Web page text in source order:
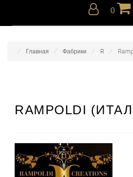
0
Главная Фабрики R
RAMPOLDI